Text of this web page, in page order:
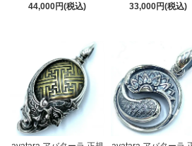
44,000円(税込)
33,000円(税込)